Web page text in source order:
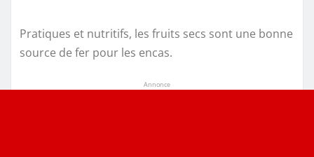
Pratiques et nutritifs, les fruits secs sont une bonne
source de fer pour les encas.
Annonce